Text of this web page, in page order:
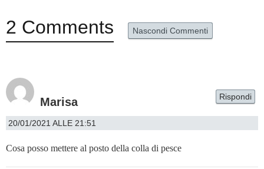
2 Comments Nascondi Commenti
Marisa
20/01/2021 ALLE 21:51
Cosa posso mettere al posto della colla di pesce
Rispondi